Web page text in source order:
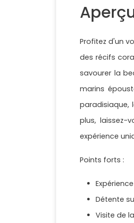
Profitez d'un
des récifs
savourer la
marins
paradisiaque,
plus, laissez-
expérience
Points forts :
Détente
Visite de